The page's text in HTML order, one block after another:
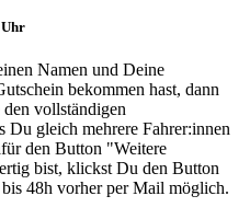
Uhr
Namen und Deine
bekommen hast, dann
vollständigen
Du gleich mehrere Fahrer:innen
den Button "Weitere
bist, klickst Du den Button
48h vorher per Mail möglich.